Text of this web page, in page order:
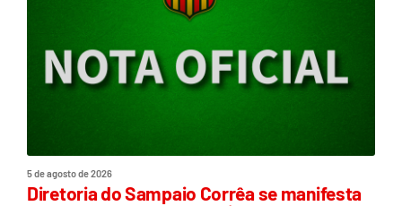
5 de agosto de 2026
Diretoria do Sampaio Corrêa se manifesta